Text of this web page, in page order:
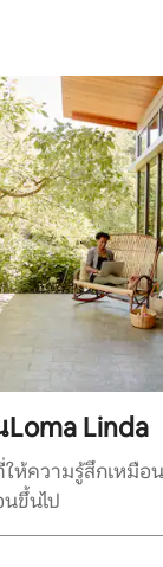
Linda
ห้ความรู้สึกเหมือ
ขึ้นไป